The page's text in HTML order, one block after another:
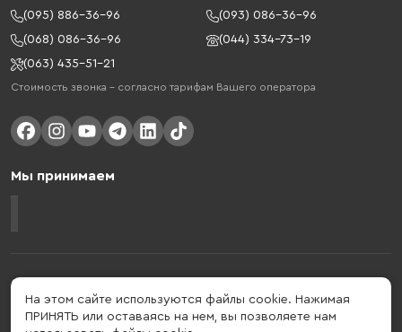
(095) 886-36-96
(093) 086-36-96
(068) 086-36-96
(044) 334-73-19
(063) 435-51-21
Стоимость звонка – согласно тарифам Вашего оператора
Мы принимаем
Gelius - украинский бренд, который активно развивается в сфере
умных гаджетов и мобильных аксессуаров. Бренд подтвержден в 2013
году. Gelius - это больше, чем просто бренд, этот стиль жизни,
который об'єднує в собі драйв, радость, скорость, новації и
На этом сайте используются файлы cookie. Нажимая
ПРИНЯТЬ или оставаясь на нем, вы позволяете нам